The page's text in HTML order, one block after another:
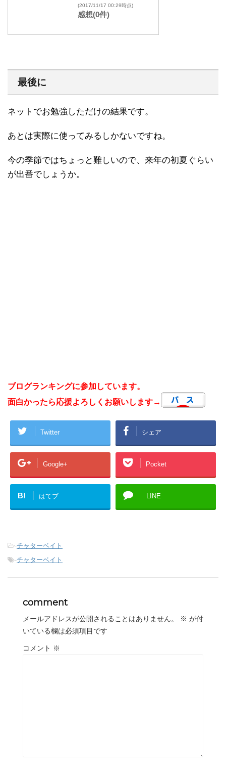
(2017/11/17 00:29時点)
感想(0件)
最後に
ネットでお勉強しただけの結果です。
あとは実際に使ってみるしかないですね。
今の季節ではちょっと難しいので、来年の初夏ぐらい
が出番でしょうか。
ブログランキングに参加しています。
面白かったら応援よろしくお願いします→
Twitter シェア
Google+ Pocket
B! はてブ LINE
-チャターベイト
-チャターベイト
comment
メールアドレスが公開されることはありません。 ※ が付
いている欄は必須項目です
コメント ※